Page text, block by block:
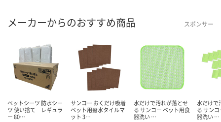
メーカーからのおすすめ商品 スポンサー
ペットシーツ 防水シー
ツ 使い捨て レギュラ
ー 80…
サンコー おくだけ吸着
ペット用撥水タイルマ
ット 3…
水だけで汚れが落とせ
る サンコー ペット用食
器洗い …
水だけで
る サン
器洗い …